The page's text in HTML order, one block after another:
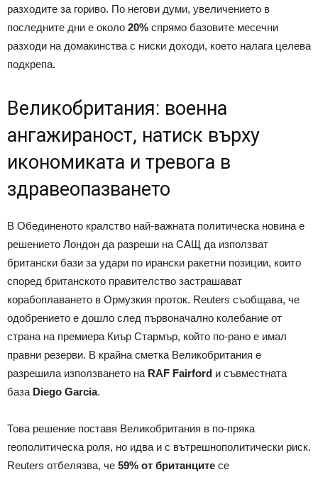
разходите за гориво. По негови думи, увеличението в
последните дни е около 20% спрямо базовите месечни
разходи на домакинства с ниски доходи, което налага целева
подкрепа.
Великобритания: военна
ангажираност, натиск върху
икономиката и тревога в
здравеопазването
В Обединеното кралство най-важната политическа новина е
решението Лондон да разреши на САЩ да използват
британски бази за удари по ирански ракетни позиции, които
според британското правителство застрашават
корабоплаването в Ормузкия проток. Reuters съобщава, че
одобрението е дошло след първоначално колебание от
страна на премиера Киър Стармър, който по-рано е имал
правни резерви. В крайна сметка Великобритания е
разрешила използването на RAF Fairford и съвместната
база Diego Garcia.
Това решение поставя Великобритания в по-пряка
геополитическа роля, но идва и с вътрешнополитически риск.
Reuters отбелязва, че 59% от британците се